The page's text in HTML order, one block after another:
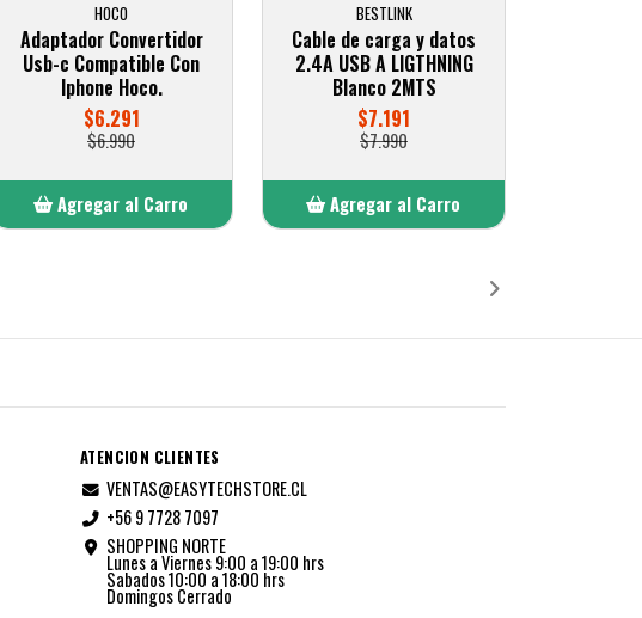
HOCO
Adaptador Convertidor
Usb-c Compatible Con
Iphone Hoco.
$6.291
$6.990
Agregar al Carro
BESTLINK
Cable de carga y datos
2.4A USB A LIGTHNING
Blanco 2MTS
$7.191
$7.990
Agregar al Carro
ATENCION CLIENTES
VENTAS@EASYTECHSTORE.CL
+56 9 7728 7097
SHOPPING NORTE
Lunes a Viernes 9:00 a 19:00 hrs
Sabados 10:00 a 18:00 hrs
Domingos Cerrado